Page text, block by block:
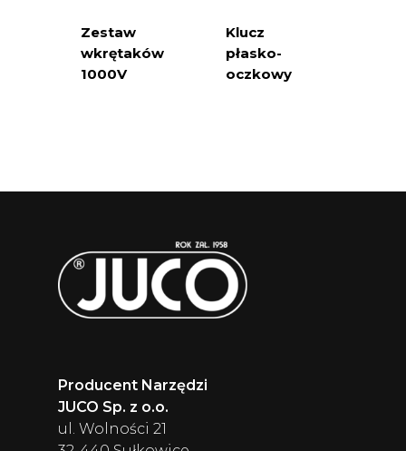
Zestaw
wkrętaków
1000V
Klucz
płasko-
oczkowy
Producent Narzędzi
JUCO Sp. z o.o.
ul. Wolności 21